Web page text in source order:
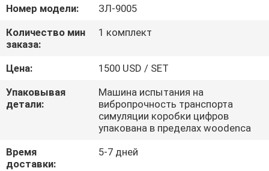
ПРОВЕРКА
КАЧЕСТВА
СВЯЖИТЕСЬ
МЫ
НОВОСТИ
Номер модели:
ЗЛ-9005
Количество мин
заказа:
1 комплект
Цена:
1500 USD / SET
Упаковывая
детали:
Машина испытания на
вибропрочность транспорта
симуляции коробки цифров
упакована в пределах woodenca
Время
доставки:
5-7 дней